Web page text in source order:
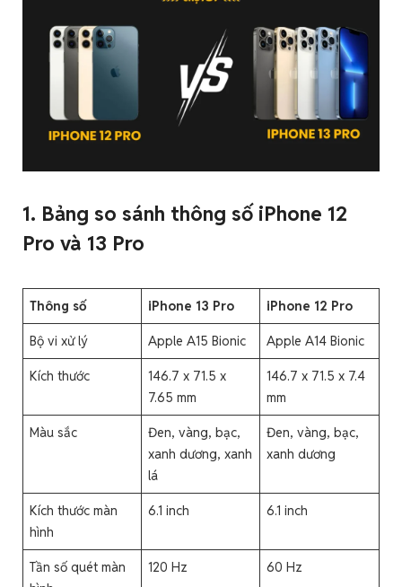
1. Bảng so sánh thông số iPhone 12
Pro và 13 Pro
Thông số iPhone 13 Pro iPhone 12 Pro
Bộ vi xử lý Apple A15 Bionic Apple A14 Bionic
Kích thước
146.7 x 71.5 x
7.65 mm
146.7 x 71.5 x 7.4
mm
Màu sắc
Đen, vàng, bạc,
xanh dương, xanh
lá
Đen, vàng, bạc,
xanh dương
Kích thước màn
hình
6.1 inch 6.1 inch
Tần số quét màn
120 Hz 60 Hz